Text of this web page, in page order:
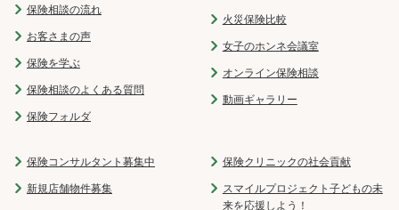
保険相談の流れ
お客さまの声
保険を学ぶ
保険相談のよくある質問
保険フォルダ
火災保険比較
女子のホンネ会議室
オンライン保険相談
動画ギャラリー
保険コンサルタント募集中
新規店舗物件募集
保険クリニックの社会貢献
スマイルプロジェクト子どもの未
来を応援しよう！